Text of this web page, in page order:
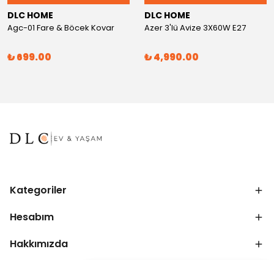
DLC HOME
Agc-01 Fare & Böcek Kovar
₺ 699.00
DLC HOME
Azer 3'lü Avize 3X60W E27
₺ 4,990.00
Kategoriler
Hesabım
Hakkımızda